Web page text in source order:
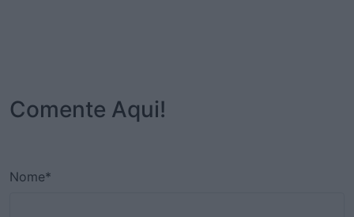
Comente Aqui!
Nome*